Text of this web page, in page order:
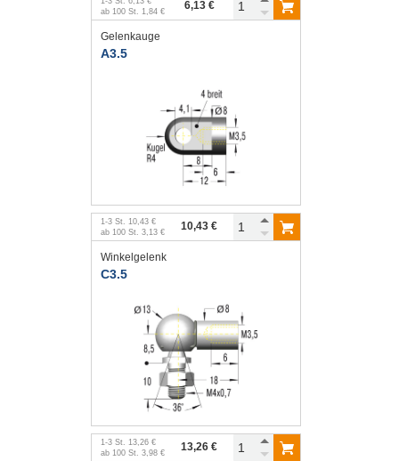
ab 100 St. 1,84 € 6,13 €
Gelenkauge
A3.5
1 -3 St. 10,43 €
ab 100 St. 3,13 € 10,43 €
Winkelgelenk
C3.5
1 -3 St. 13,26 €
ab 100 St. 3,98 € 13,26 €